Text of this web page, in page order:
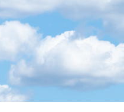
Fastramma
Rafknúnir hjólastólar
Rafskutlur
Krossramma